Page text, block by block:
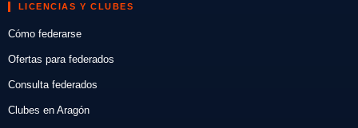
LICENCIAS Y CLUBES
Cómo federarse
Ofertas para federados
Consulta federados
Clubes en Aragón